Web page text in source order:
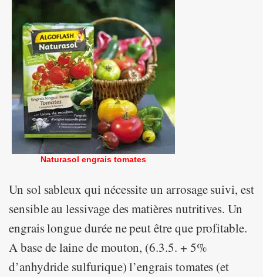
Naturasol engrais tomates
Un sol sableux qui nécessite un arrosage suivi, est
sensible au lessivage des matières nutritives. Un
engrais longue durée ne peut être que profitable.
A base de laine de mouton, (6.3.5. + 5%
d’anhydride sulfurique) l’engrais tomates (et